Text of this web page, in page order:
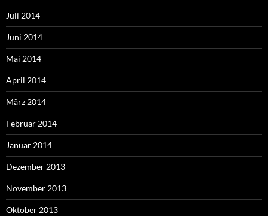
Juli 2014
Juni 2014
Mai 2014
April 2014
März 2014
Februar 2014
Januar 2014
Dezember 2013
November 2013
Oktober 2013